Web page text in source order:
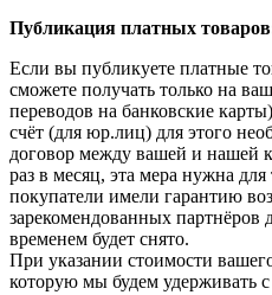
Публикация платных
Если вы публикуете платные
сможете получать только на
переводов на банковские
счёт (для юр.лиц) для этого
договор между вашей и нашей
раз в месяц, эта мера нужна
покупатели имели гарантию
зарекомендованных партнёров
временем будет снято.
При указании стоимости
которую мы будем удерживать с